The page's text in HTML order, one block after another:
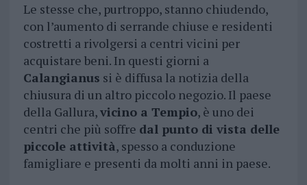
Le stesse che, purtroppo, stanno chiudendo,
con l’aumento di serrande chiuse e residenti
costretti a rivolgersi a centri vicini per
acquistare beni. In questi giorni a
Calangianus si è diffusa la notizia della
chiusura di un altro piccolo negozio. Il paese
della Gallura,vicino a Tempio, è uno dei
centri che più soffre dal punto di vista delle
piccole attività, spesso a conduzione
famigliare e presenti da molti anni in paese.